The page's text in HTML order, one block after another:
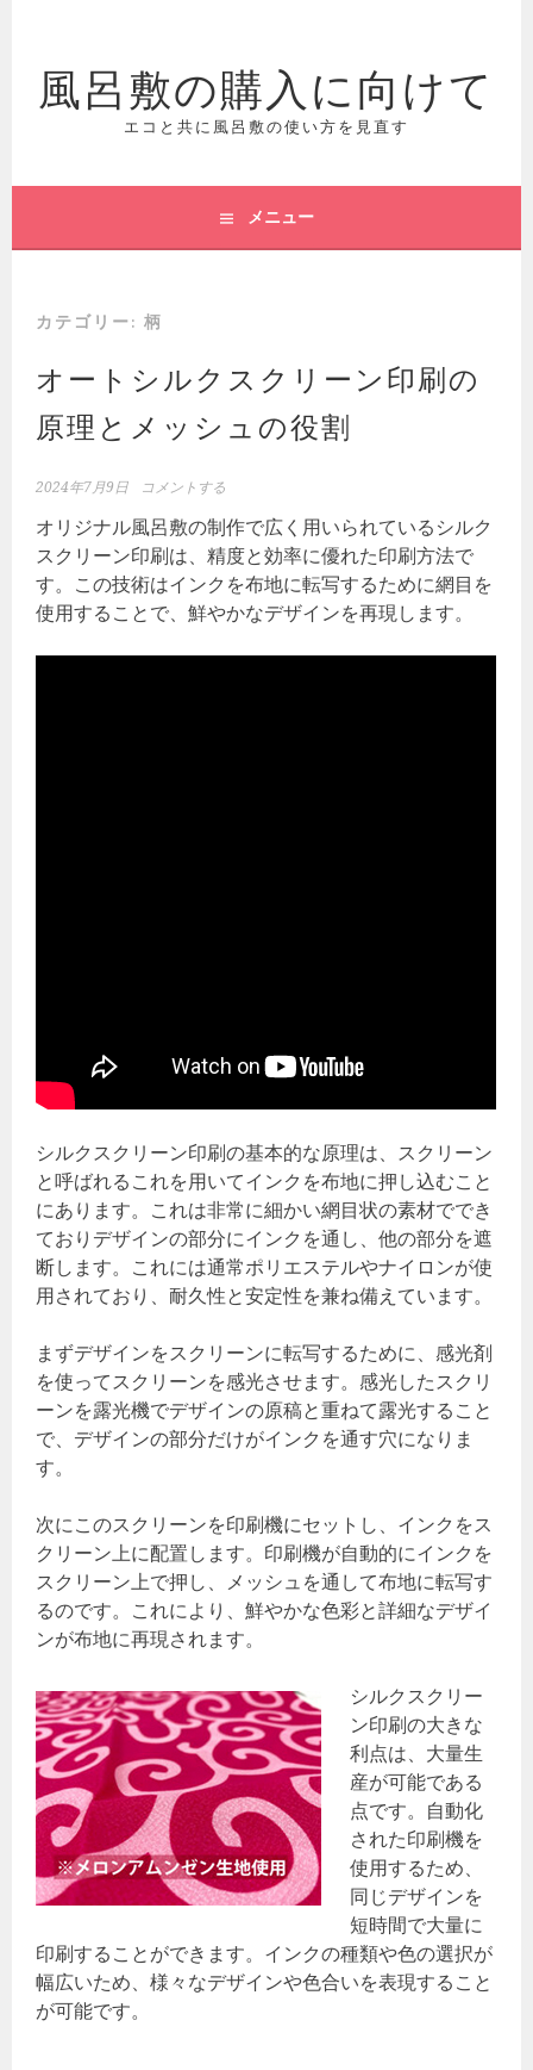
ス
ッ
風呂敷の購入に向けて
エコと共に風呂敷の使い方を見直す
メニュー
カテゴリー:柄
オートシルクスクリーン印刷の
原理とメッシュの役割
2024年7月9日 コメントする
オリジナル風呂敷の制作で広く用いられているシルク
スクリーン印刷は、精度と効率に優れた印刷方法で
す。この技術はインクを布地に転写するために網目を
使用することで、鮮やかなデザインを再現します。
シルクスクリーン印刷の基本的な原理は、スクリーン
と呼ばれるこれを用いてインクを布地に押し込むこと
にあります。これは非常に細かい網目状の素材ででき
ておりデザインの部分にインクを通し、他の部分を遮
断します。これには通常ポリエステルやナイロンが使
用されており、耐久性と安定性を兼ね備えています。
まずデザインをスクリーンに転写するために、感光剤
を使ってスクリーンを感光させます。感光したスクリ
ーンを露光機でデザインの原稿と重ねて露光すること
で、デザインの部分だけがインクを通す穴になりま
す。
次にこのスクリーンを印刷機にセットし、インクをス
クリーン上に配置します。印刷機が自動的にインクを
スクリーン上で押し、メッシュを通して布地に転写す
るのです。これにより、鮮やかな色彩と詳細なデザイ
ンが布地に再現されます。
シルクスクリー
ン印刷の大きな
利点は、大量生
産が可能である
点です。自動化
された印刷機を
使用するため、
同じデザインを
短時間で大量に
印刷することができます。インクの種類や色の選択が
幅広いため、様々なデザインや色合いを表現すること
が可能です。